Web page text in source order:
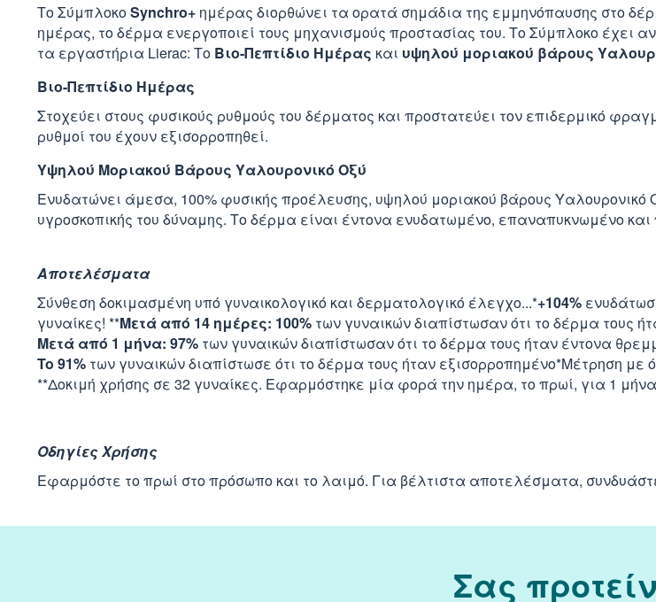
Το ΣύμπλοκοSynchro+ ημέρας διορθώνει τα ορατά σημάδια της εμμηνόπαυσης στο
ημέρας, το δέρμα ενεργοποιεί τους μηχανισμούς προστασίας του. Το Σύμπλοκο έχει
τα εργαστήρια Lierac: Το Βιο-Πεπτίδιο Ημέρας και υψηλού μοριακού βάρους
Βιο-Πεπτίδιο Ημέρας
Στοχεύει στους φυσικούς ρυθμούς του δέρματος και προστατεύει τον επιδερμικό
ρυθμοί του έχουν εξισορροπηθεί.
Υψηλού Μοριακού Βάρους Υαλουρονικό Οξύ
Ενυδατώνει άμεσα, 100% φυσικής προέλευσης, υψηλού μοριακού βάρους Υαλουρονικό
υγροσκοπικής του δύναμης. Το δέρμα είναι έντονα ενυδατωμένο, επαναπυκνωμένο και
Αποτελέσματα
Σύνθεση δοκιμασμένη υπό γυναικολογικό και δερματολογικό έλεγχο...*+104%
γυναίκες! **Μετά από 14 ημέρες: 100% των γυναικών διαπίστωσαν ότι το δέρμα τους
Μετά από 1 μήνα: 97% των γυναικών διαπίστωσαν ότι το δέρμα τους ήταν έντονα
To 91% των γυναικών διαπίστωσε ότι το δέρμα τους ήταν εξισορροπημένο*Μέτρηση
**Δοκιμή χρήσης σε 32 γυναίκες. Εφαρμόστηκε μία φορά την ημέρα, το πρωί, για 1
Οδηγίες Χρήσης
Εφαρμόστε το πρωί στο πρόσωπο και το λαιμό. Για βέλτιστα αποτελέσματα,
Σας